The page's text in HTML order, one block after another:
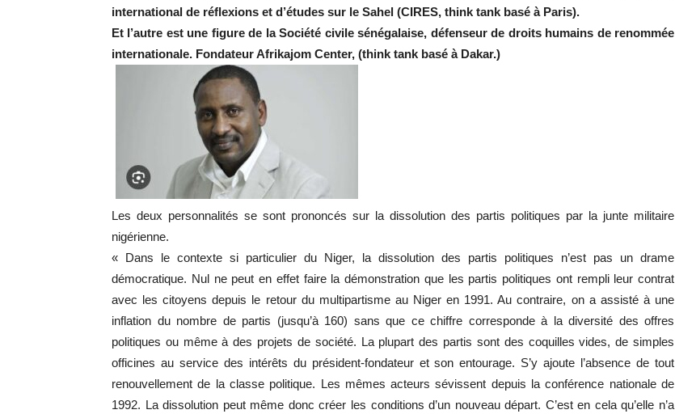
international de réflexions et d’études sur le Sahel (CIRES, think tank basé à Paris).
Et l’autre est une figure de la Société civile sénégalaise, défenseur de droits humains de renommée
internationale. Fondateur Afrikajom Center, (think tank basé à Dakar.)
Les deux personnalités se sont prononcés sur la dissolution des partis politiques par la junte militaire
nigérienne.
« Dans le contexte si particulier du Niger, la dissolution des partis politiques n’est pas un drame
démocratique. Nul ne peut en effet faire la démonstration que les partis politiques ont rempli leur contrat
avec les citoyens depuis le retour du multipartisme au Niger en 1991. Au contraire, on a assisté à une
inflation du nombre de partis (jusqu’à 160) sans que ce chiffre corresponde à la diversité des offres
politiques ou même à des projets de société. La plupart des partis sont des coquilles vides, de simples
officines au service des intérêts du président-fondateur et son entourage. S’y ajoute l’absence de tout
renouvellement de la classe politique. Les mêmes acteurs sévissent depuis la conférence nationale de
1992. La dissolution peut même donc créer les conditions d’un nouveau départ. C’est en cela qu’elle n’a